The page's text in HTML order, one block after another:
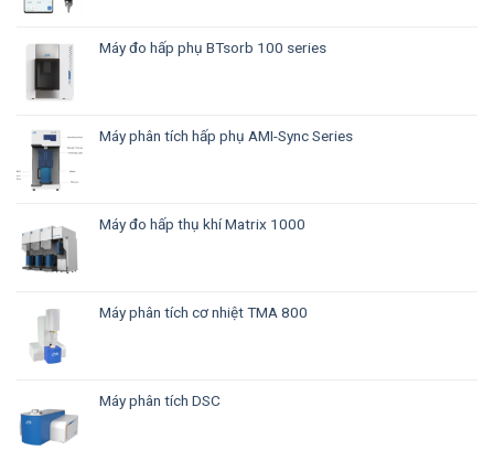
Máy đo hấp phụ BTsorb 100 series
Máy phân tích hấp phụ AMI-Sync Series
Máy đo hấp thụ khí Matrix 1000
Máy phân tích cơ nhiệt TMA 800
Máy phân tích DSC